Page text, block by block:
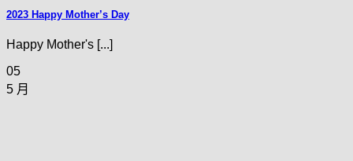
2023 Happy Mother’s Day
Happy Mother's [...]
05
5 月